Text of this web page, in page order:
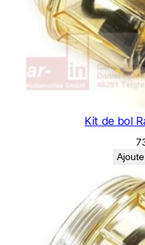
Kit de bol